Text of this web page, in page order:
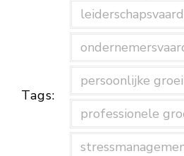
Tags:
persoonlijke groei
professionele